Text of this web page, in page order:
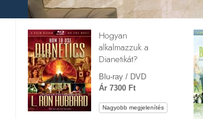
Hogyan
alkalmazzuk a
Dianetikát?
Blu-ray / DVD
Ár 7300 Ft
Nagyobb megjelenítés